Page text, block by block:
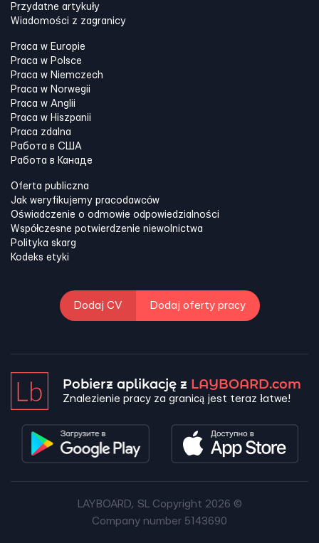
Przydatne artykuły
Wiadomości z zagranicy
Praca w Europie
Praca w Polsce
Praca w Niemczech
Praca w Norwegii
Praca w Anglii
Praca w Hiszpanii
Praca zdalna
Работа в США
Работа в Канадe
Oferta publiczna
Jak weryfikujemy pracodawców
Oświadczenie o odmowie odpowiedzialności
Współczesne potwierdzenie niewolnictwa
Polityka skarg
Kodeks etyki
Dodaj CV Dodaj oferty pracy
Pobierz aplikację z LAYBOARD.com
Znalezienie pracy za granicą jest teraz łatwe!
LAYBOARD, SL Copyright 2026 ©
Company number 5143690